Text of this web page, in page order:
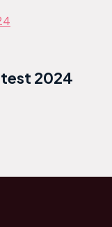
test 2024